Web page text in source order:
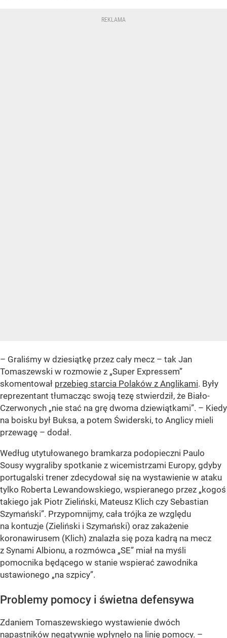
– Graliśmy w dziesiątkę przez cały mecz – tak Jan
Tomaszewski w rozmowie z „Super Expressem”
skomentował przebieg starcia Polaków z Anglikami. Były
reprezentant tłumacząc swoją tezę stwierdził, że Biało-
Czerwonych „nie stać na grę dwoma dziewiątkami”. – Kiedy
na boisku był Buksa, a potem Świderski, to Anglicy mieli
przewagę – dodał.
Według utytułowanego bramkarza podopieczni Paulo
Sousy wygraliby spotkanie z wicemistrzami Europy, gdyby
portugalski trener zdecydował się na wystawienie w ataku
tylko Roberta Lewandowskiego, wspieranego przez „kogoś
takiego jak Piotr Zieliński, Mateusz Klich czy Sebastian
Szymański”. Przypomnijmy, cała trójka ze względu
na kontuzje (Zieliński i Szymański) oraz zakażenie
koronawirusem (Klich) znalazła się poza kadrą na mecz
z Synami Albionu, a rozmówca „SE” miał na myśli
pomocnika będącego w stanie wspierać zawodnika
ustawionego „na szpicy”.
Problemy pomocy i świetna defensywa
Zdaniem Tomaszewskiego wystawienie dwóch
napastników negatywnie wpłynęło na linię pomocy. –